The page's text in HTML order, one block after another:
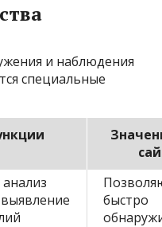
и наблюдения
специальные
быстро